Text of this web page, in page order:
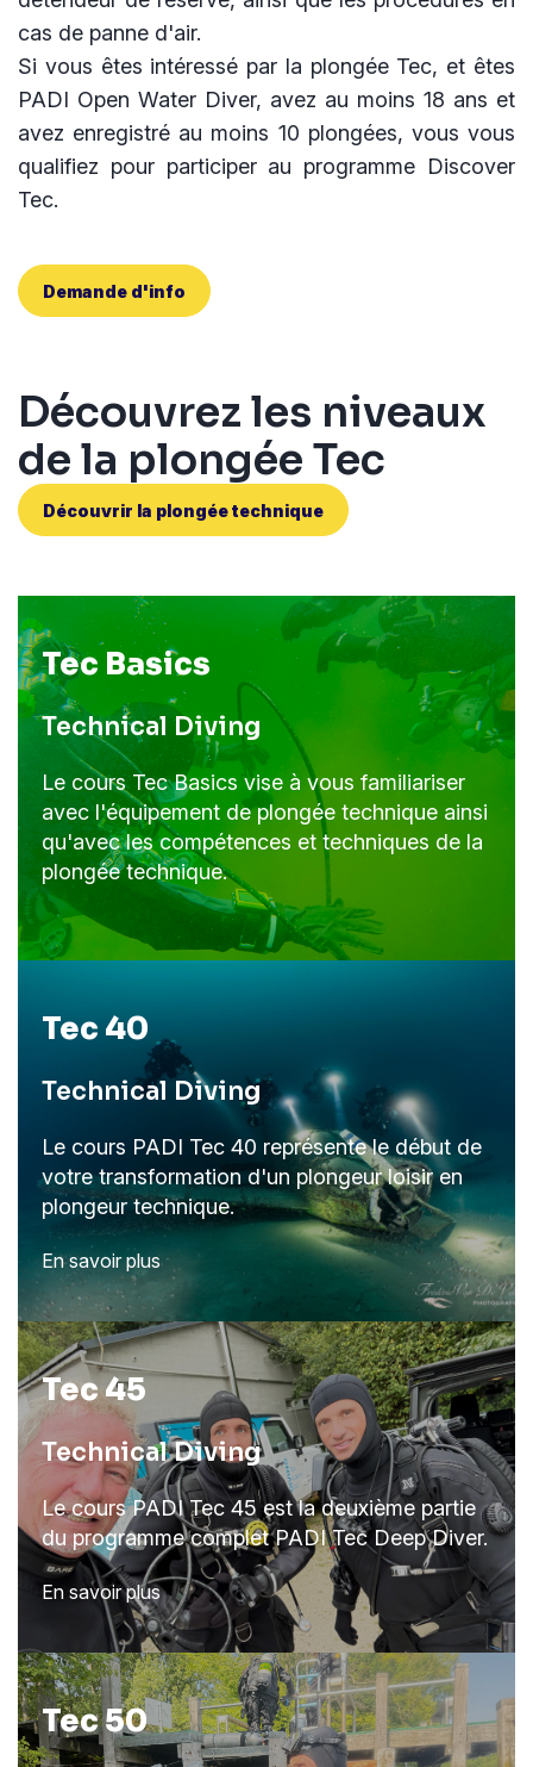
cas de panne d'air.
Si vous êtes intéressé par la plongée Tec, et êtes
PADI Open Water Diver, avez au moins 18 ans et
avez enregistré au moins 10 plongées, vous vous
qualifiez pour participer au programme Discover
Tec.
Demande d'info
Découvrez les niveaux
de la plongée Tec
Découvrir la plongée technique
Tec Basics
Technical Diving
Le cours Tec Basics vise à vous familiariser
avec l'équipement de plongée technique ainsi
qu'avec les compétences et techniques de la
plongée technique.
Tec 40
Technical Diving
Le cours PADI Tec 40 représente le début de
votre transformation d'un plongeur loisir en
plongeur technique.
En savoir plus
Tec 45
Technical Diving
Le cours PADI Tec 45 est la deuxième partie
du programme complet PADI Tec Deep Diver.
En savoir plus
Tec 50